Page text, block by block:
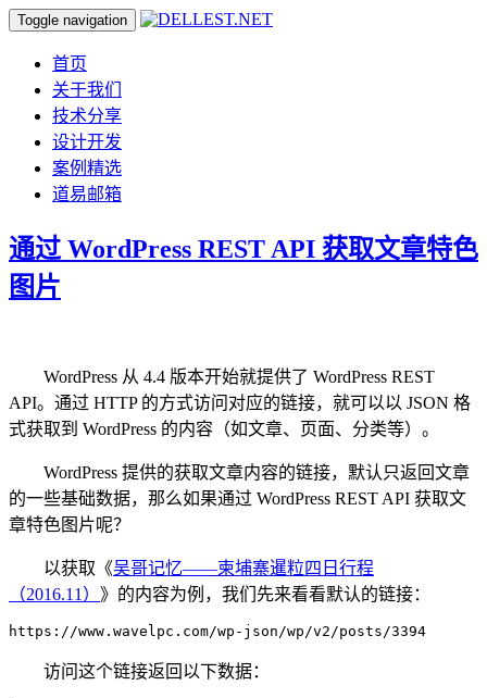
Toggle navigation
首页
关于我们
技术分享
设计开发
案例精选
道易邮箱
通过 WordPress REST API 获取文章特色
图片
WordPress 从 4.4 版本开始就提供了 WordPress REST
API。通过 HTTP 的方式访问对应的链接，就可以以 JSON 格
式获取到 WordPress 的内容（如文章、页面、分类等）。
WordPress 提供的获取文章内容的链接，默认只返回文章
的一些基础数据，那么如果通过 WordPress REST API 获取文
章特色图片呢？
以获取《吴哥记忆——柬埔寨暹粒四日行程
（2016.11） 》的内容为例，我们先来看看默认的链接：
访问这个链接返回以下数据：